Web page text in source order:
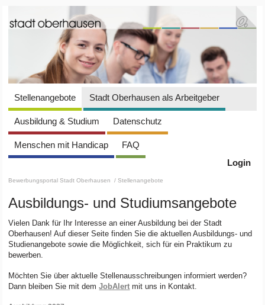
Stellenangebote Stadt Oberhausen als Arbeitgeber
Ausbildung & Studium Datenschutz
Menschen mit Handicap
FAQ
Login
Bewerbungsportal Stadt Oberhausen / Stellenangebote
Ausbildungs- und Studiumsangebote
Vielen Dank für Ihr Interesse an einer Ausbildung bei der Stadt
Oberhausen! Auf dieser Seite finden Sie die aktuellen Ausbildungs- und
Studienangebote sowie die Möglichkeit, sich für ein Praktikum zu
bewerben.
Möchten Sie über aktuelle Stellenausschreibungen informiert werden?
Dann bleiben Sie mit demJobAlert mit uns in Kontakt.